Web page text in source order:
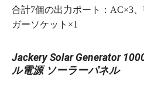
合計7個の出力ポート：AC×3
ガーソケット×1
Jackery Solar Generator
ル電源 ソーラーパネル